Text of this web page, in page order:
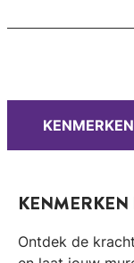
Ontdek de